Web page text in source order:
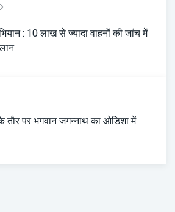
: 10 लाख से ज्यादा वाहनों की जांच में
तौर पर भगवान जगन्नाथ का ओडिशा में